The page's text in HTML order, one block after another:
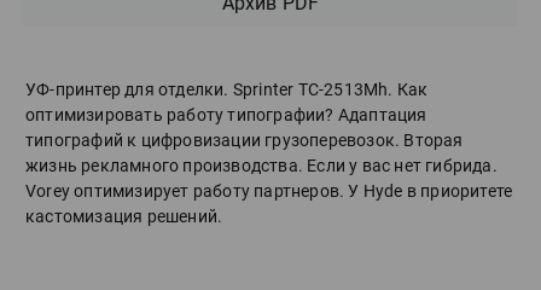
УФ-принтер для отделки. Sprinter ТС-2513Mh. Как
оптимизировать работу типографии? Адаптация
типографий к цифровизации грузоперевозок. Вторая
жизнь рекламного производства. Если у вас нет гибрида.
Vorey оптимизирует работу партнеров. У Hyde в приоритете
кастомизация решений.